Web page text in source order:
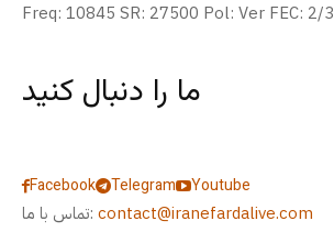
Freq: 10845 SR: 27500 Pol: Ver FEC: 2/3
ما را دنبال کنید
Facebook Telegram
Youtube
تماس با ما: contact@iranefardalive.com